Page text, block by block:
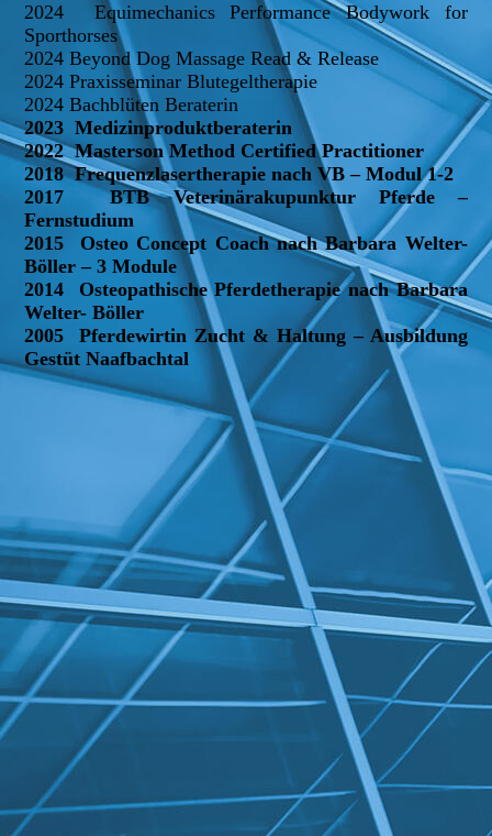
2024 Equimechanics Performance Bodywork for
Sporthorses
2024 Beyond Dog Massage Read & Release
2024 Praxisseminar Blutegeltherapie
2024 Bachblüten Beraterin
2023 Medizinproduktberaterin
2022 Masterson Method Certified Practitioner
2018 Frequenzlasertherapie nach VB – Modul 1-2
2017 BTB Veterinärakupunktur Pferde –
Fernstudium
2015 Osteo Concept Coach nach Barbara Welter-
Böller – 3 Module
2014 Osteopathische Pferdetherapie nach Barbara
Welter- Böller
2005 Pferdewirtin Zucht & Haltung – Ausbildung
Gestüt Naafbachtal